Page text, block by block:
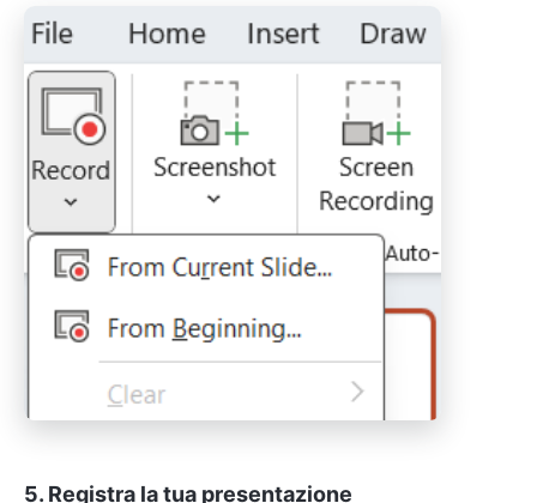
5. Registra la tua presentazione